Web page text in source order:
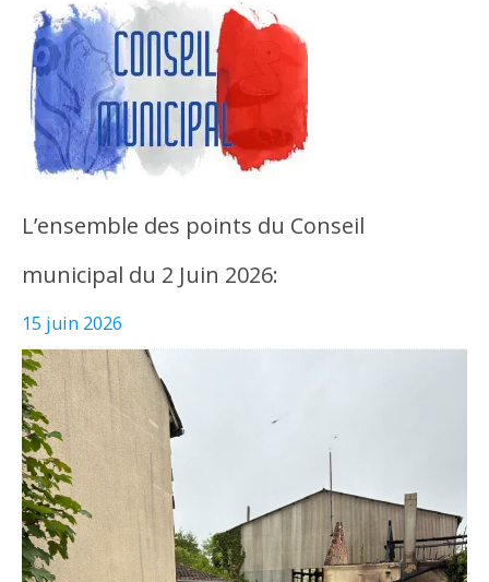
L’ensemble des points du Conseil
municipal du 2 Juin 2026:
15 juin 2026